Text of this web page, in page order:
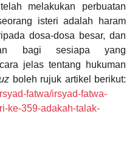
melakukan perbuatan
isteri adalah haram
dosa-dosa besar, dan
bagi sesiapa yang
jelas tentang hukuman
boleh rujuk artikel berikut:
fatwa/irsyad-fatwa-
ke-359-adakah-talak-